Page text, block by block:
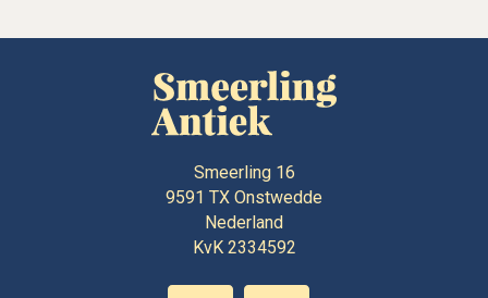
Smeerling 16
9591 TX Onstwedde
Nederland
KvK 2334592